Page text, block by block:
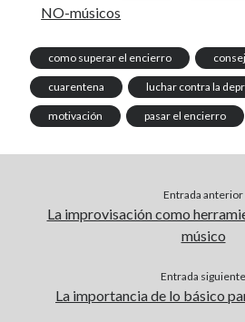
NO-músicos
como superar el encierro
cuarentena luchar contra la
motivación pasar el encierro
Entrada anterior
La improvisación como
músico
Entrada siguiente
La importancia de lo básico